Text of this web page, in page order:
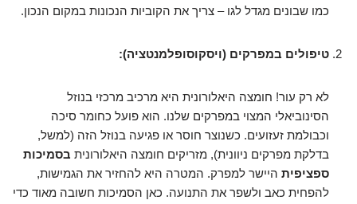
כמו שבונים מגדל לגו – צריך את הקוביות הנכונות במקום הנכון.
טיפולים במפרקים (ויסקוסופלמנטציה):
לא רק עור! חומצה היאלורונית היא מרכיב מרכזי בנוזל
הסינוביאלי המצוי במפרקים שלנו. הוא פועל כחומר סיכה
וכבולמת זעזועים. כשנוצר חוסר או פגיעה בנוזל הזה (למשל,
בדלקת מפרקים ניוונית), מזריקים חומצה היאלורונית בסמיכות
ספציפית היישר למפרק. המטרה היא להחזיר את הגמישות,
להפחית כאב ולשפר את התנועה. כאן הסמיכות חשובה מאוד כדי